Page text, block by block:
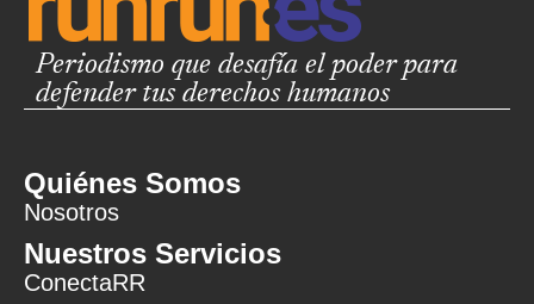
Periodismo que desafía el poder para
defender tus derechos humanos
Quiénes Somos
Nosotros
Nuestros Servicios
ConectaRR